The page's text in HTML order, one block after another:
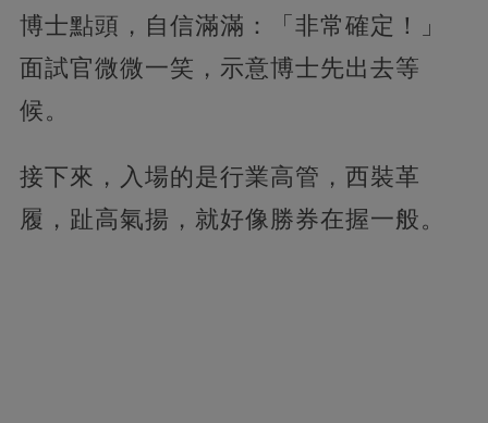
博士點頭，自信滿滿：「非常確定！」
面試官微微一笑，示意博士先出去等
候。
接下來，入場的是行業高管，西裝革
履，趾高氣揚，就好像勝券在握一般。